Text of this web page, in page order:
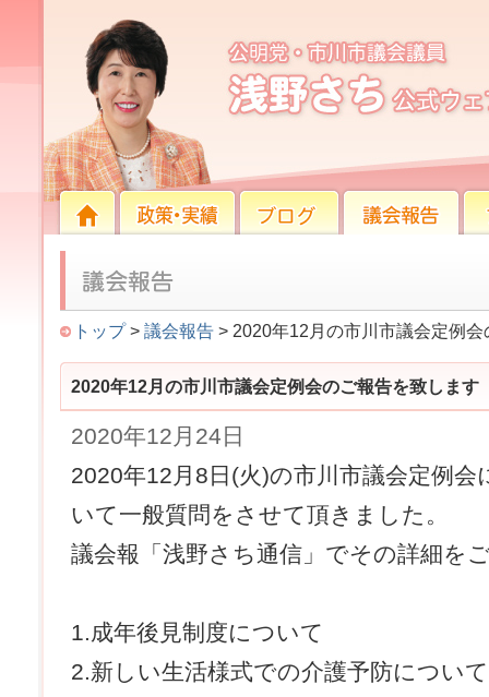
2020年12月の市川市議会定例会のご報告を致しま
トップ> 議会報告 > 2020年12月の市川市議会定例
2020年12月の市川市議会定例会のご報告を致します
2020年12月24日
2020年12月8日(火)の市川市議会定例
いて一般質問をさせて頂きました。
議会報「浅野さち通信」でその詳細を
1.成年後見制度について
2.新しい生活様式での介護予防について
HOME
HOME